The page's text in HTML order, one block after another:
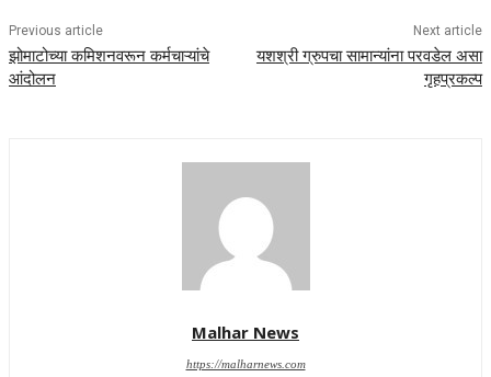
Previous article
झोमाटोच्या कमिशनवरून कर्मचाऱ्यांचे
आंदोलन
Next article
यशश्री ग्रुपचा सामान्यांना परवडेल असा
गृहप्रकल्प
Malhar News
https://malharnews.com